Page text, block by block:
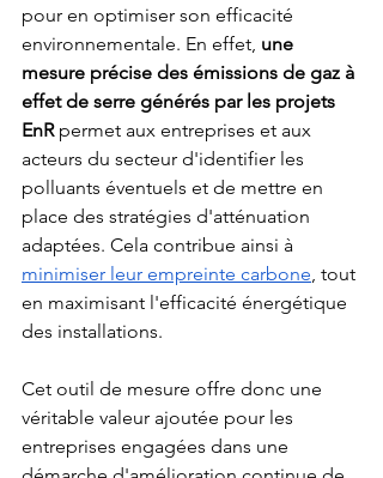
pour en optimiser son efficacité
environnementale. En effet, une
mesure précise des émissions de gaz à
effet de serre générés par les projets
EnR permet aux entreprises et aux
acteurs du secteur d'identifier les
polluants éventuels et de mettre en
place des stratégies d'atténuation
adaptées. Cela contribue ainsi à
minimiser leur empreinte carbone, tout
en maximisant l'efficacité énergétique
des installations.
Cet outil de mesure offre donc une
véritable valeur ajoutée pour les
entreprises engagées dans une